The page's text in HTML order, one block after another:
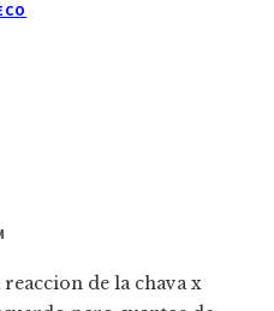
reaccion de la chava x